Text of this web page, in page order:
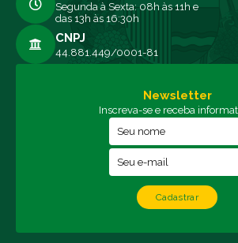
Segunda à Sexta: 08h às 11h e
das 13h às 16:30h
CNPJ
44.881.449/0001-81
Newsletter
Inscreva-se e receba
Cadastrar